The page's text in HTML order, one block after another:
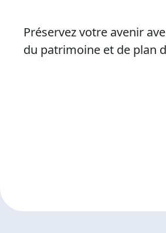
Préservez votre avenir
du patrimoine et de plan